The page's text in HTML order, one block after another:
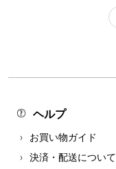
ヘルプ
お買い物ガイド
決済・配送について